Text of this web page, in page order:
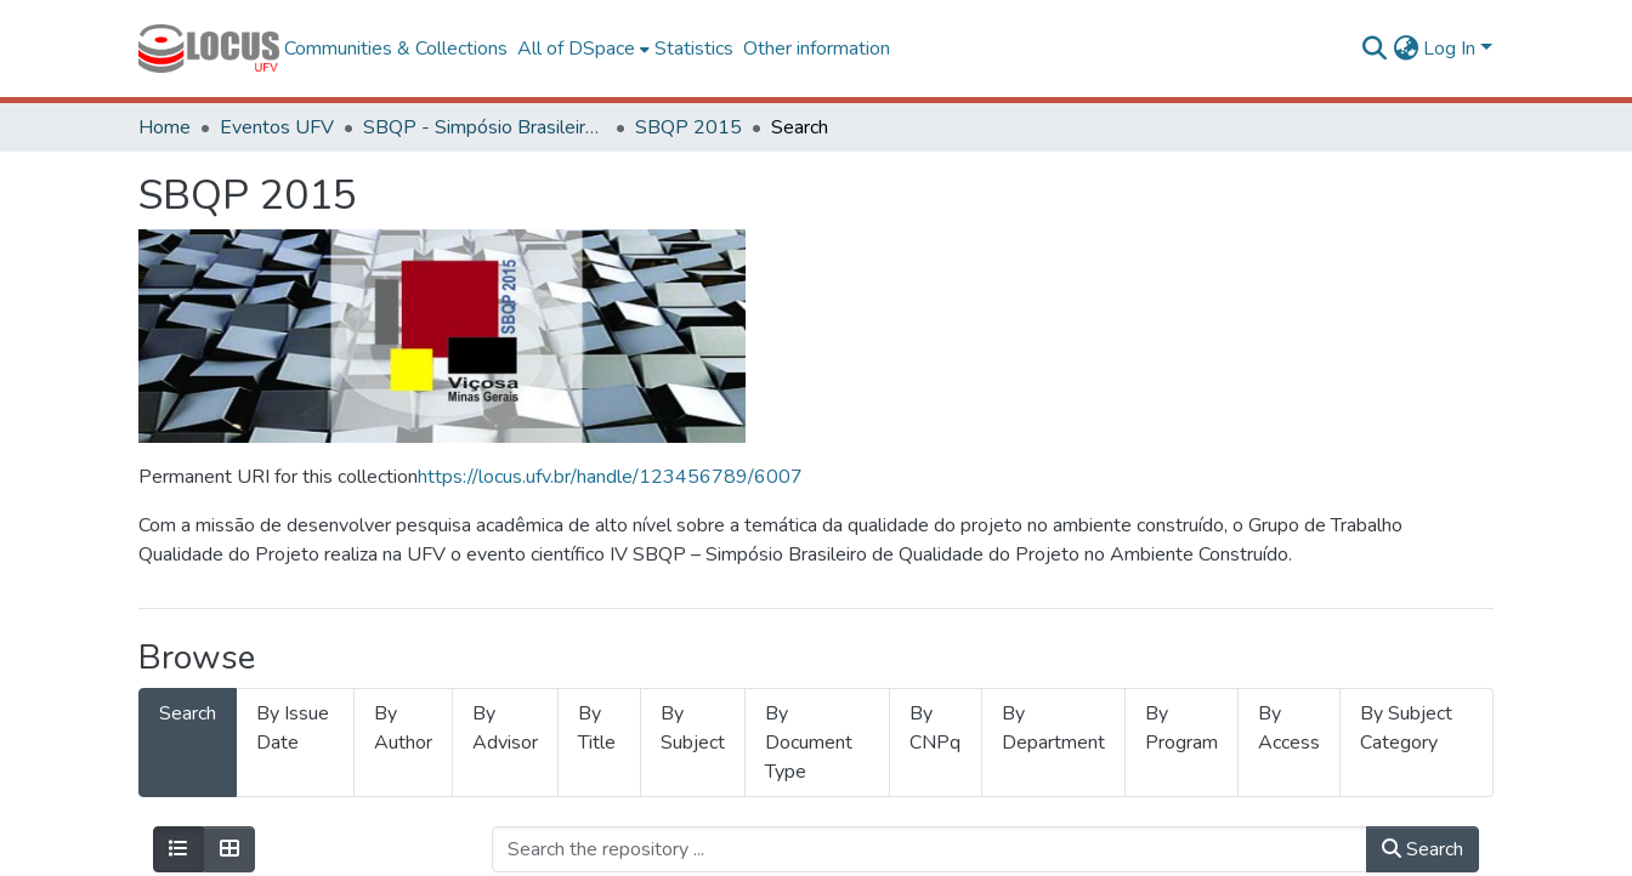
Communities & Collections All of DSpace Statistics Other information Log In
Home Eventos UFV SBQP - Simpósio Brasileiro de Qualidade do Projeto no Ambiente Construído SBQP 2015 Search
SBQP 2015
Permanent URI for this collectionhttps://locus.ufv.br/handle/123456789/6007
Com a missão de desenvolver pesquisa acadêmica de alto nível sobre a temática da qualidade do projeto no ambiente construído, o Grupo de Trabalho
Qualidade do Projeto realiza na UFV o evento científico IV SBQP – Simpósio Brasileiro de Qualidade do Projeto no Ambiente Construído.
Browse
Search
By Issue
Date
By
Author
By
Advisor
By
Title
By
Subject
By
Document
Type
By
CNPq
By
Department
By
Program
By
Access
By Subject
Category
Search